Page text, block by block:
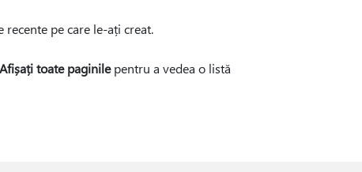
pe care le-ați creat.
Afișați toate paginilepentru a vedea o listă